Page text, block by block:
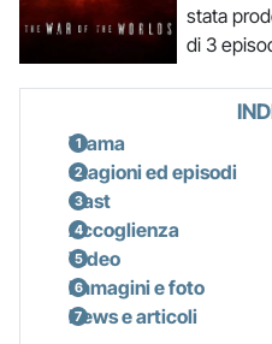
stata
di 3
Trama
Stagioni ed episodi
Cast
Accoglienza
Video
Immagini e foto
News e articoli